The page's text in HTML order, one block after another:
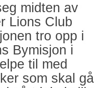
midten av
Lions Club
tro opp i
Bymisjon i
til med
som skal gå